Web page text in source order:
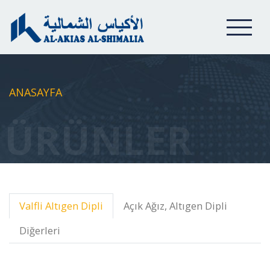
ANASAYFA
ÜRÜNLER
Valfli Altıgen Dipli
Açık Ağız, Altıgen Dipli
Diğerleri